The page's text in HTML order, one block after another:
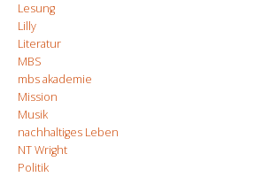
Lesung
Lilly
Literatur
MBS
mbs akademie
Mission
Musik
nachhaltiges Leben
NT Wright
Politik